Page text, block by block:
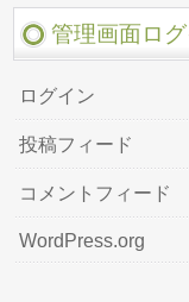
管理画面ロ
ログイン
投稿フィード
コメントフィード
WordPress.org